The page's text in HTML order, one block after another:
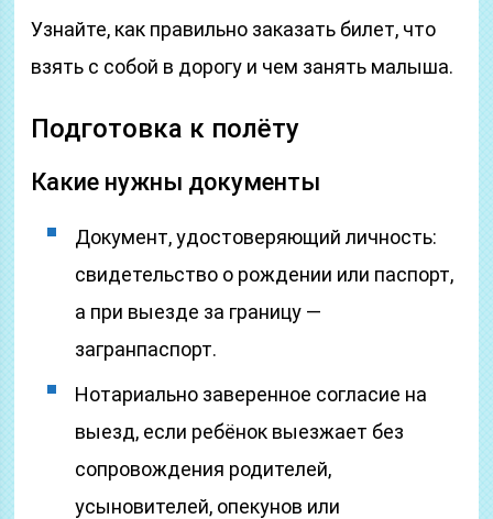
Узнайте, как правильно заказать билет, что
взять с собой в дорогу и чем занять малыша.
Подготовка к полёту
Какие нужны документы
Документ, удостоверяющий личность:
свидетельство о рождении или паспорт,
а при выезде за границу —
загранпаспорт.
Нотариально заверенное согласие на
выезд, если ребёнок выезжает без
сопровождения родителей,
усыновителей, опекунов или